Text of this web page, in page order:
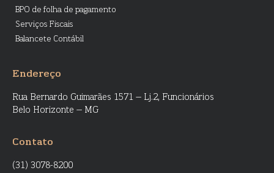
BPO de folha de pagamento
Serviços Fiscais
Balancete Contábil
Endereço
Rua Bernardo Guimarães 1571 – Lj.2, Funcionários
Belo Horizonte – MG
Contato
(31) 3078-8200